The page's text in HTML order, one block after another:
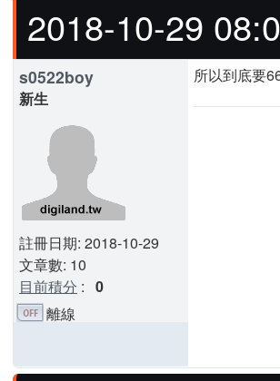
2018-10-29
s0522boy
新生
註冊日期: 2018-10-29
文章數: 10
目前積分 : 0
所以到底要
離線